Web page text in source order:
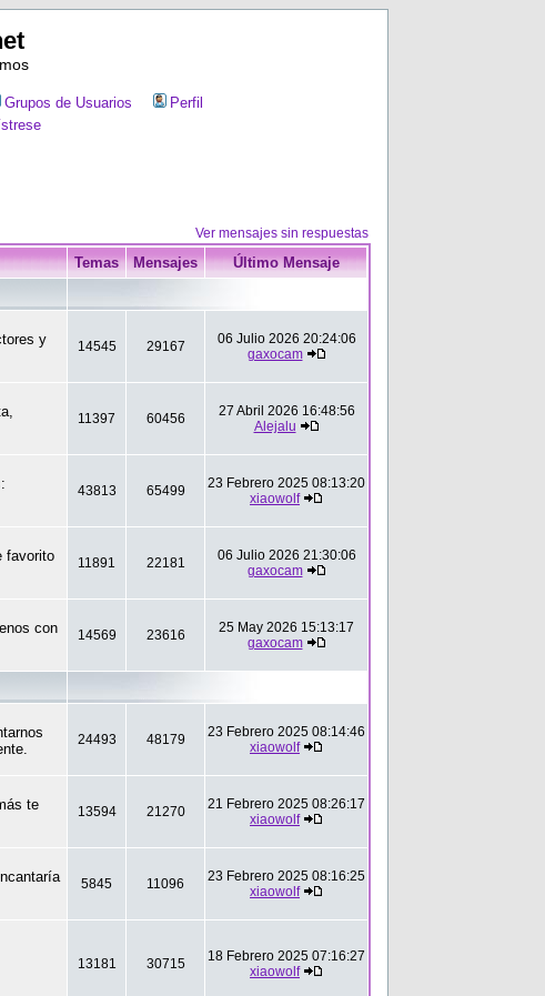
Grupos de Usuarios
Perfil
Ver mensajes sin respuestas
Temas Mensajes Último Mensaje
y
14545 29167
06 Julio 2026 20:24:06
gaxocam
11397 60456
27 Abril 2026 16:48:56
Alejalu
43813 65499
23 Febrero 2025 08:13:20
xiaowolf
favorito
11891 22181
06 Julio 2026 21:30:06
gaxocam
con
14569 23616
25 May 2026 15:13:17
gaxocam
24493 48179
23 Febrero 2025 08:14:46
xiaowolf
te
13594 21270
21 Febrero 2025 08:26:17
xiaowolf
5845 11096
23 Febrero 2025 08:16:25
xiaowolf
13181 30715
18 Febrero 2025 07:16:27
xiaowolf